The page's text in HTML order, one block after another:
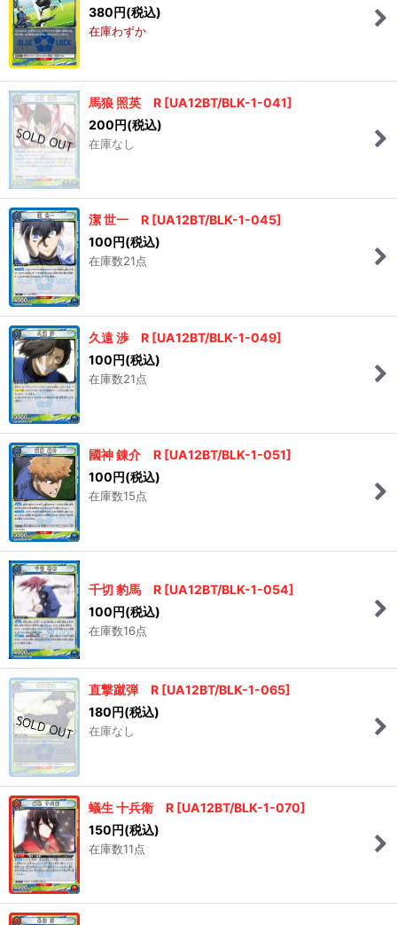
380円(税込)
在庫わずか
馬狼 照英 R [UA12BT/BLK-1-041]
200円(税込)
在庫なし
潔 世一 R [UA12BT/BLK-1-045]
100円(税込)
在庫数21点
久遠 渉 R [UA12BT/BLK-1-049]
100円(税込)
在庫数21点
國神 錬介 R [UA12BT/BLK-1-051]
100円(税込)
在庫数15点
千切 豹馬 R [UA12BT/BLK-1-054]
100円(税込)
在庫数16点
直撃蹴弾 R [UA12BT/BLK-1-065]
180円(税込)
在庫なし
蟻生 十兵衛 R [UA12BT/BLK-1-070]
150円(税込)
在庫数11点